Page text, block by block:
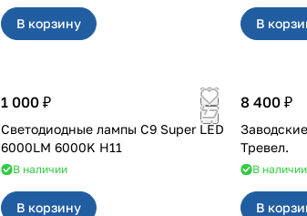
В корзину В
1 000 ₽
Светодиодные лампы C9 Super LED
6000LM 6000K H11
В наличии
В корзину
8 400 ₽
Тревел.
В наличии
В